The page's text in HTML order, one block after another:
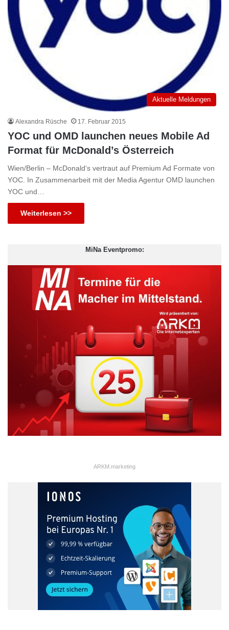
Aktuelle Meldungen
Alexandra Rüsche 17. Februar 2015
YOC und OMD launchen neues Mobile Ad
Format für McDonald’s Österreich
Wien/Berlin – McDonald‘s vertraut auf Premium Ad Formate von
YOC. In Zusammenarbeit mit der Media Agentur OMD launchen
YOC und…
Weiterlesen >>
MiNa Eventpromo:
ARKM.marketing